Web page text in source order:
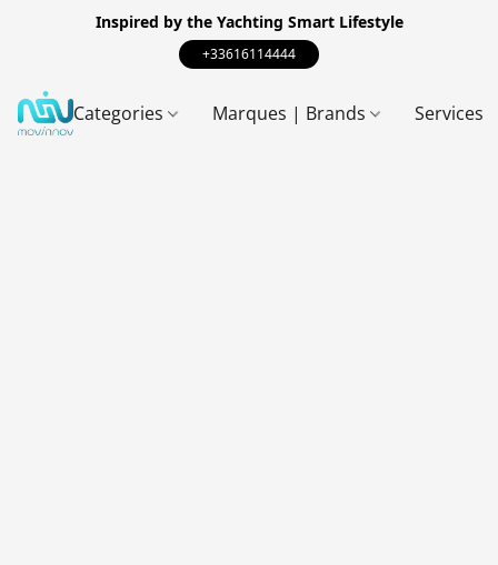
Inspired by the Yachting Smart Lifestyle
+33616114444
Categories Marques | Brands Services